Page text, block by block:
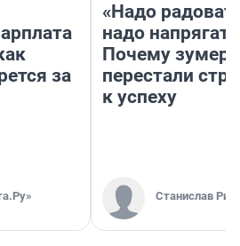
за
«Надо
надо
Почему
перестали
к успеху
Станислав